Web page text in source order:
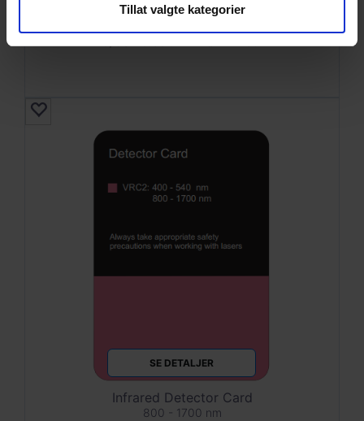
Tillat valgte kategorier
SE DETALJER
Infrared Detector Card
800 - 1700 nm